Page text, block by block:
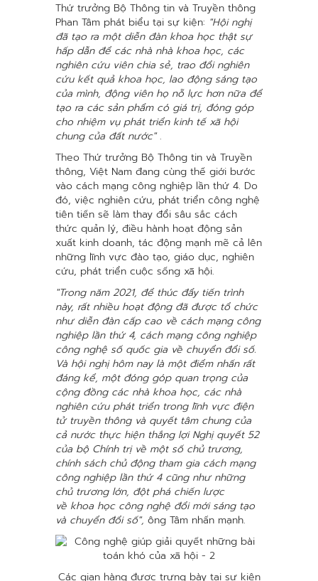
Thứ trưởng Bộ Thông tin và Truyền thông
Phan Tâm phát biểu tại sự kiện: "Hội nghị
đã tạo ra một diễn đàn khoa học thật sự
hấp dẫn để các nhà nhà khoa học, các
nghiên cứu viên chia sẻ, trao đổi nghiên
cứu kết quả khoa học, lao động sáng tạo
của mình, động viên họ nỗ lực hơn nữa để
tạo ra các sản phẩm có giá trị, đóng góp
cho nhiệm vụ phát triển kinh tế xã hội
chung của đất nước".
Theo Thứ trưởng Bộ Thông tin và Truyền
thông, Việt Nam đang cùng thế giới bước
vào cách mạng công nghiệp lần thứ 4. Do
đó, việc nghiên cứu, phát triển công nghệ
tiên tiến sẽ làm thay đổi sâu sắc cách
thức quản lý, điều hành hoạt động sản
xuất kinh doanh, tác động mạnh mẽ cả lên
những lĩnh vực đào tạo, giáo dục, nghiên
cứu, phát triển cuộc sống xã hội.
"Trong năm 2021, để thúc đẩy tiến trình
này, rất nhiều hoạt động đã được tổ chức
như diễn đàn cấp cao về cách mạng công
nghiệp lần thứ 4, cách mạng công nghiệp
công nghệ số quốc gia về chuyển đổi số.
Và hội nghị hôm nay là một điểm nhấn rất
đáng kể, một đóng góp quan trọng của
cộng đồng các nhà khoa học, các nhà
nghiên cứu phát triển trong lĩnh vực điện
tử truyền thông và quyết tâm chung của
cả nước thực hiện thắng lợi Nghị quyết 52
của bộ Chính trị về một số chủ trương,
chính sách chủ động tham gia cách mạng
công nghiệp lần thứ 4 cũng như những
chủ trương lớn, đột phá chiến lược
về khoa học công nghệ đổi mới sáng tạo
và chuyển đổi số", ông Tâm nhấn mạnh.
Các gian hàng được trưng bày tại sự kiện